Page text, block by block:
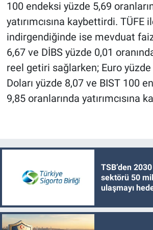
100 endeksi yüzde 5,69
yatırımcısına kaybettirdi. TÜFE
indirgendiğinde ise mevduat
6,67 ve DİBS yüzde 0,01
reel getiri sağlarken; Euro
Doları yüzde 8,07 ve BIST 100
9,85 oranlarında yatırımcısına
TSB’den
sektörü 50
ulaşmayı